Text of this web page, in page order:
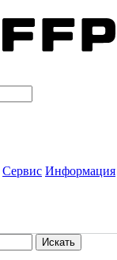
Сервис Информация
Искать